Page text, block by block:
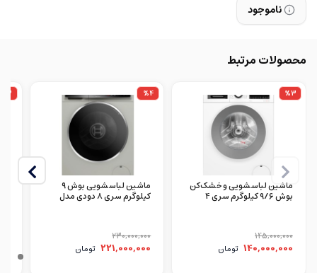
ناموجود
محصولات مرتبط
%3
ماشین لباسشویی و خشک‌کن
بوش ۹/۶ کیلوگرم سری 4
145,000,000
140,000,000 تومان
%4
ماشین لباسشویی بوش ۹
کیلوگرم سری 8 دودی مدل
230,000,000
221,000,000 تومان
%3